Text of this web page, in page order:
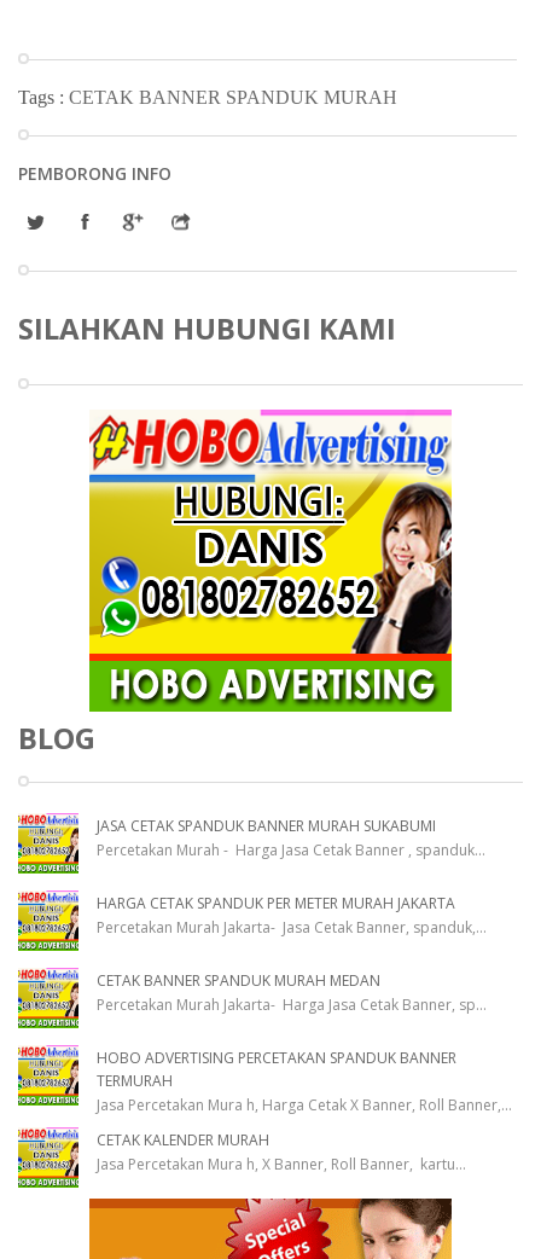
Tags : CETAK BANNER SPANDUK MURAH
PEMBORONG INFO
SILAHKAN HUBUNGI KAMI
BLOG
JASA CETAK SPANDUK BANNER MURAH SUKABUMI
Percetakan Murah - Harga Jasa Cetak Banner , spanduk...
HARGA CETAK SPANDUK PER METER MURAH JAKARTA
Percetakan Murah Jakarta- Jasa Cetak Banner, spanduk,...
CETAK BANNER SPANDUK MURAH MEDAN
Percetakan Murah Jakarta- Harga Jasa Cetak Banner, sp...
HOBO ADVERTISING PERCETAKAN SPANDUK BANNER
TERMURAH
Jasa Percetakan Mura h, Harga Cetak X Banner, Roll Banner,...
CETAK KALENDER MURAH
Jasa Percetakan Mura h, X Banner, Roll Banner, kartu...